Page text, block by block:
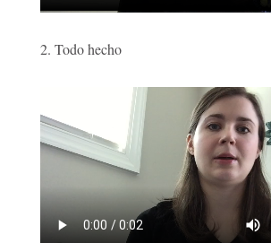
2. Todo hecho